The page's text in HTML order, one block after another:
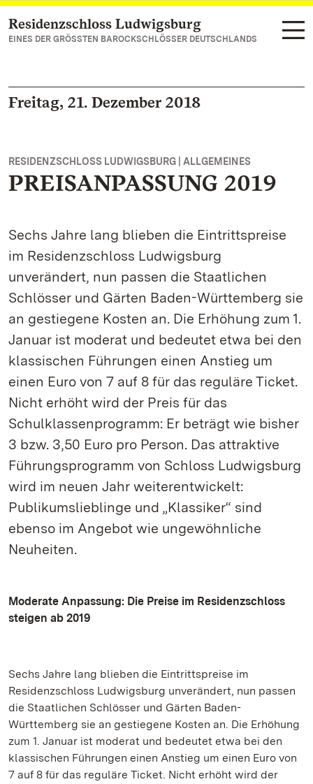
Zum Hauptinhalt springen
Residenzschloss Ludwigsburg
EINES DER GRÖSSTEN BAROCKSCHLÖSSER DEUTSCHLANDS
Freitag, 21. Dezember 2018
RESIDENZSCHLOSS LUDWIGSBURG | ALLGEMEINES
PREISANPASSUNG 2019
Sechs Jahre lang blieben die Eintrittspreise
im Residenzschloss Ludwigsburg
unverändert, nun passen die Staatlichen
Schlösser und Gärten Baden-Württemberg sie
an gestiegene Kosten an. Die Erhöhung zum 1.
Januar ist moderat und bedeutet etwa bei den
klassischen Führungen einen Anstieg um
einen Euro von 7 auf 8 für das reguläre Ticket.
Nicht erhöht wird der Preis für das
Schulklassenprogramm: Er beträgt wie bisher
3 bzw. 3,50 Euro pro Person. Das attraktive
Führungsprogramm von Schloss Ludwigsburg
wird im neuen Jahr weiterentwickelt:
Publikumslieblinge und „Klassiker“ sind
ebenso im Angebot wie ungewöhnliche
Neuheiten.
Moderate Anpassung: Die Preise im Residenzschloss
steigen ab 2019
Sechs Jahre lang blieben die Eintrittspreise im
Residenzschloss Ludwigsburg unverändert, nun passen
die Staatlichen Schlösser und Gärten Baden-
Württemberg sie an gestiegene Kosten an. Die Erhöhung
zum 1. Januar ist moderat und bedeutet etwa bei den
klassischen Führungen einen Anstieg um einen Euro von
7 auf 8 für das reguläre Ticket. Nicht erhöht wird der